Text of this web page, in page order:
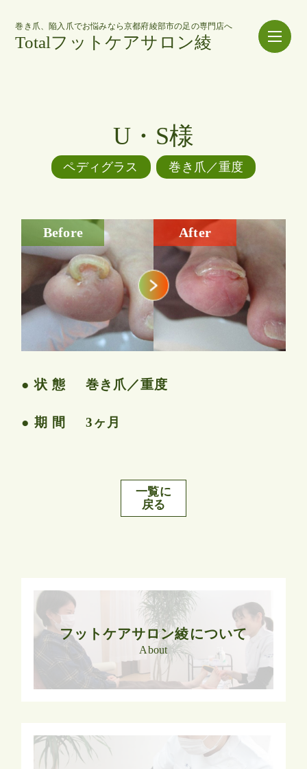
巻き爪、陥入爪でお悩みなら京都府綾部市の足の専門店へ
Totalフットケアサロン綾
U・S様
ペディグラス 巻き爪／重度
Before After
状 態 巻き爪／重度
期 間 3ヶ月
一覧に
戻る
フットケアサロン綾について
About